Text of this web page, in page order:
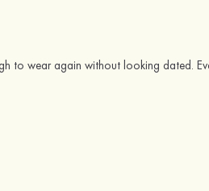
to wear again without looking dated.